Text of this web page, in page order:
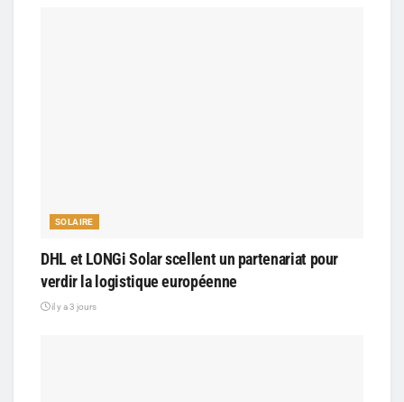
SOLAIRE
DHL et LONGi Solar scellent un partenariat pour
verdir la logistique européenne
il y a 3 jours